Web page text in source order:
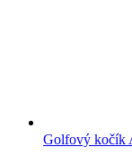
Golfový kočík